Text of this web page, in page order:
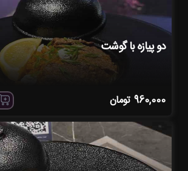
دو پیازه با گوشت
960,000 تومان